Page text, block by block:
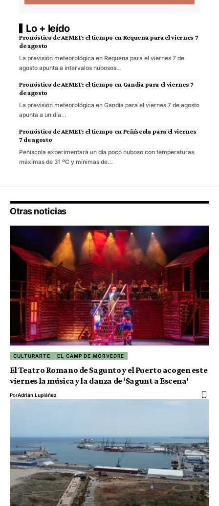
Lo + leído
Pronóstico de AEMET: el tiempo en Requena para el viernes 7
de agosto
La previsión meteorológica en Requena para el viernes 7 de
agosto apunta a intervalos nubosos…
Pronóstico de AEMET: el tiempo en Gandia para el viernes 7
de agosto
La previsión meteorológica en Gandia para el viernes 7 de agosto
apunta a un día…
Pronóstico de AEMET: el tiempo en Peñíscola para el viernes
7 de agosto
Peñíscola experimentará un día poco nuboso con temperaturas
máximas de 31 ºC y mínimas de…
Otras noticias
CULTURARTE EL CAMP DE MORVEDRE
El Teatro Romano de Sagunto y el Puerto acogen este
viernes la música y la danza de ‘Sagunt a Escena’
PorAdrián Lupiáñez